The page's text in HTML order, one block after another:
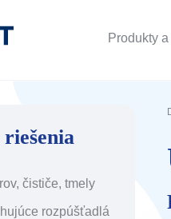
Produkty
čističe, tmely
rozpúšťadlá